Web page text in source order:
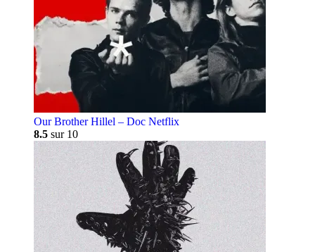
Our Brother Hillel – Doc Netflix
8.5 sur 10